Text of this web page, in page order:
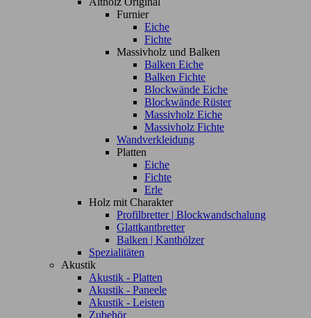
Furnier
Eiche
Fichte
Massivholz und Balken
Balken Eiche
Balken Fichte
Blockwände Eiche
Blockwände Rüster
Massivholz Eiche
Massivholz Fichte
Wandverkleidung
Platten
Eiche
Fichte
Erle
Holz mit Charakter
Profilbretter | Blockwandschalung
Glattkantbretter
Balken | Kanthölzer
Spezialitäten
Akustik
Akustik - Platten
Akustik - Paneele
Akustik - Leisten
Zubehör